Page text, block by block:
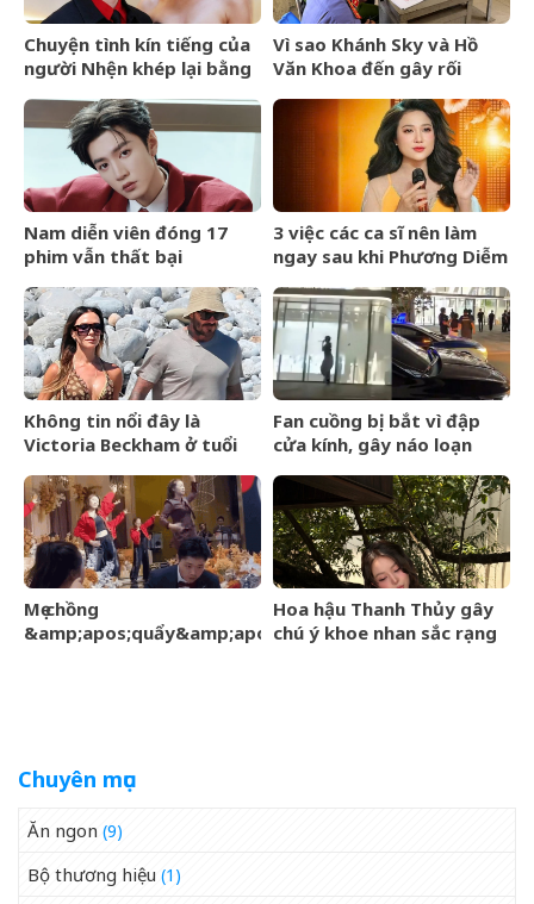
Chuyện tình kín tiếng của
người Nhện khép lại bằng
Vì sao Khánh Sky và Hồ
Văn Khoa đến gây rối
khởi tố?
Nam diễn viên đóng 17
phim vẫn thất bại
3 việc các ca sĩ nên làm
ngay sau khi Phương Diễm
Không tin nổi đây là
Victoria Beckham ở tuổi
Fan cuồng bị bắt vì đập
cửa kính, gây náo loạn
niệm 10 năm
Mẹ chồng
&amp;apos;quẩy&amp;apos;
Hoa hậu Thanh Thủy gây
chú ý khoe nhan sắc rạng
Chuyên mục
Ăn ngon (9)
Bộ thương hiệu (1)